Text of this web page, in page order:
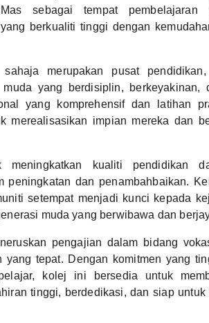
sebagai tempat pembelajaran
berkualiti tinggi dengan
merupakan pusat
yang berdisiplin, berkeyakinan,
yang komprehensif dan latihan
merealisasikan impian mereka dan
kualiti pendidikan
peningkatan dan penambahbaikan.
setempat menjadi kunci kepada
muda yang berwibawa dan
pengajian dalam bidang
tepat. Dengan komitmen yang
kolej ini bersedia untuk
tinggi, berdedikasi, dan siap untuk